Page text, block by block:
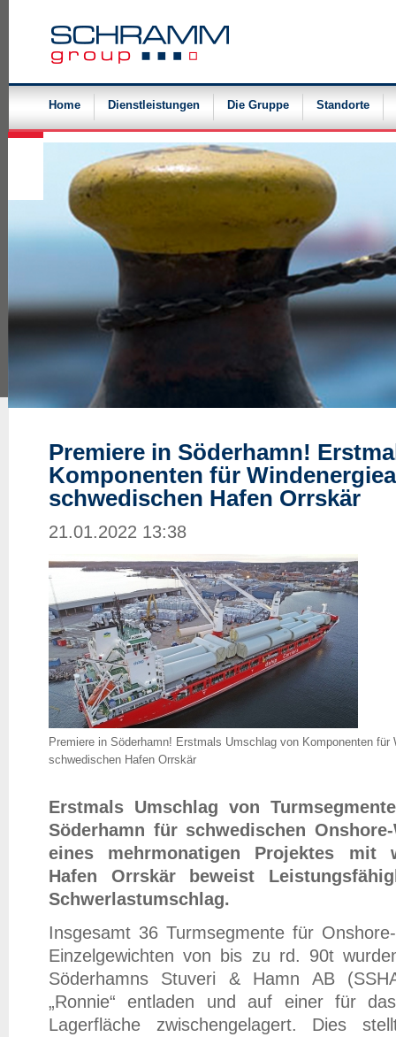
Navigation
überspringen
Home Dienstleistungen Die Gruppe Standorte
Premiere in Söderhamn!
Komponenten für
schwedischen Hafen Orrskär
21.01.2022 13:38
Premiere in Söderhamn! Erstmals Umschlag von Komponenten für
schwedischen Hafen Orrskär
Erstmals Umschlag von
Söderhamn für schwedischen
eines mehrmonatigen Projektes mit
Hafen Orrskär beweist
Schwerlastumschlag.
Insgesamt 36 Turmsegmente für
Einzelgewichten von bis zu rd. 90t
Söderhamns Stuveri & Hamn AB
„Ronnie“ entladen und auf einer für
Lagerfläche zwischengelagert. Dies